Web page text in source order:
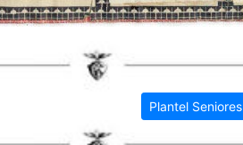
Plantel Seniores